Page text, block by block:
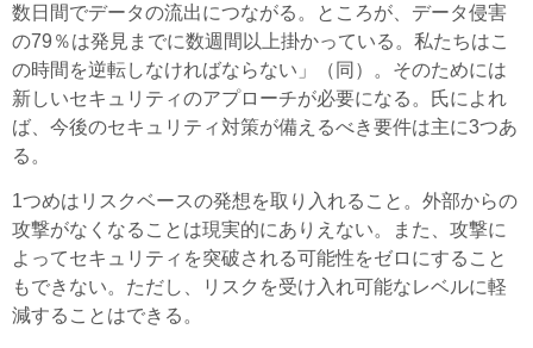
数日間でデータの流出につながる。ところが、データ侵害
の79％は発見までに数週間以上掛かっている。私たちはこ
の時間を逆転しなければならない」（同）。そのためには
新しいセキュリティのアプローチが必要になる。氏によれ
ば、今後のセキュリティ対策が備えるべき要件は主に3つあ
る。
1つめはリスクベースの発想を取り入れること。外部からの
攻撃がなくなることは現実的にありえない。また、攻撃に
よってセキュリティを突破される可能性をゼロにすること
もできない。ただし、リスクを受け入れ可能なレベルに軽
減することはできる。